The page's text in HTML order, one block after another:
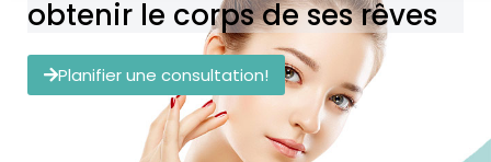
obtenir le corps de ses rêves
Planifier une consultation!